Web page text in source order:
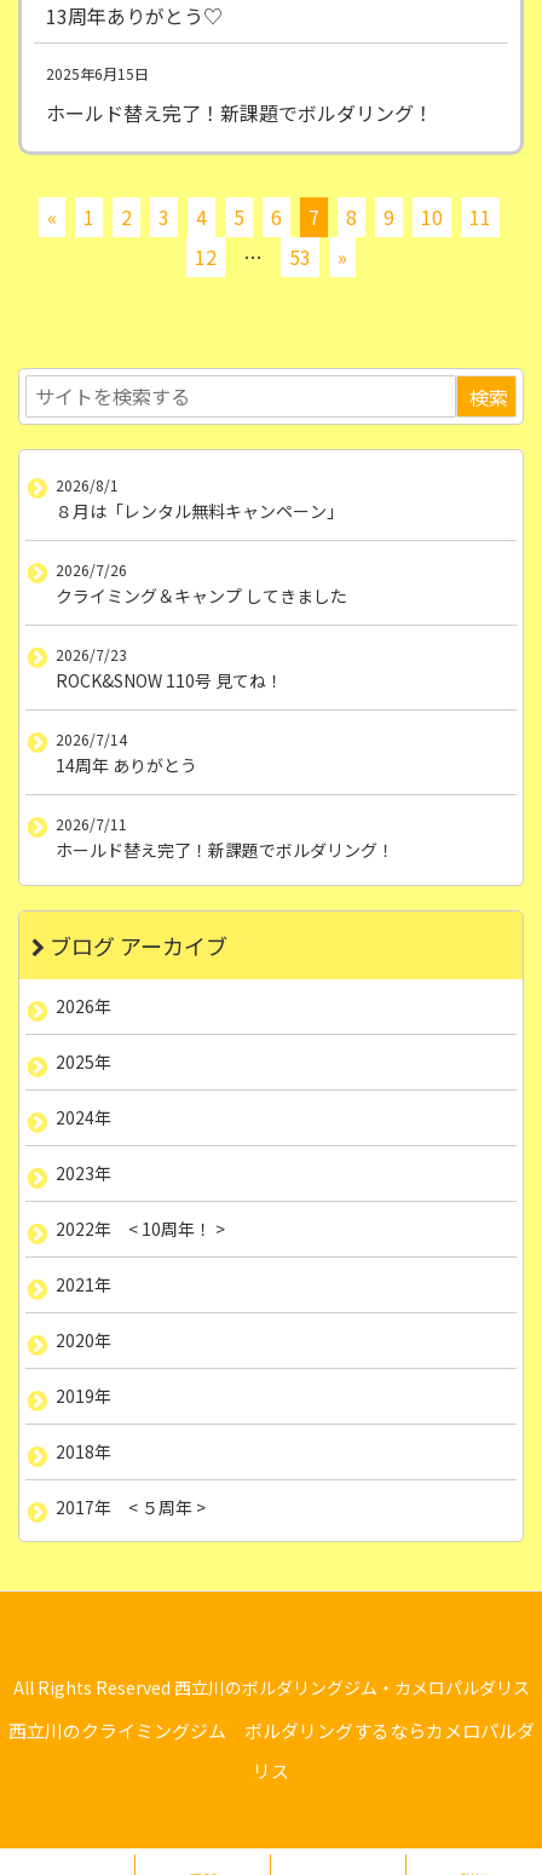
13周年ありがとう♡
2025年6月15日
ホールド替え完了！新課題でボルダリング！
« 1 2 3 4 5 6 7 8 9 10
11
12
… 53 »
2026/8/1
８月は「レンタル無料キャンペーン」
2026/7/26
クライミング＆キャンプ してきました
2026/7/23
ROCK&SNOW 110号 見てね！
2026/7/14
14周年 ありがとう
2026/7/11
ホールド替え完了！新課題でボルダリング！
ブログ アーカイブ
2026年
2025年
2024年
2023年
2022年 < 10周年！ >
2021年
2020年
2019年
2018年
2017年 < ５周年 >
All Rights Reserved 西立川のボルダリングジム・カメロパルダリス
西立川のクライミングジム ボルダリングするならカメロパルダ
リス